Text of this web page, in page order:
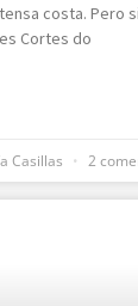
costa. Pero
Cortes do
Casillas 2